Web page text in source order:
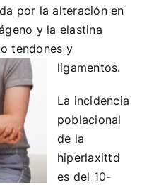
por la alteración en
y la elastina
tendones y
ligamentos.
La incidencia
poblacional
de la
hiperlaxittd
es del 10-